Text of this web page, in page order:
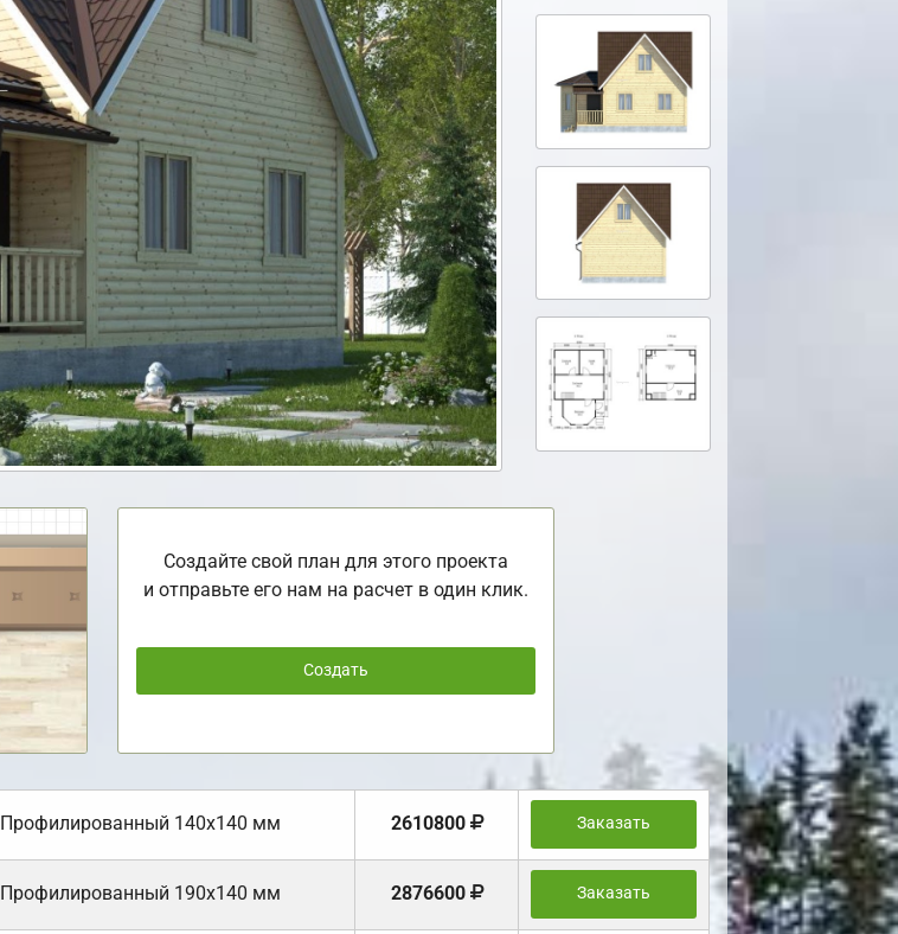
Создайте свой план для этого проекта
и отправьте его нам на расчет в один клик.
Создать
Профилированный 140х140 мм 2610800 Заказать
Профилированный 190х140 мм 2876600 Заказать